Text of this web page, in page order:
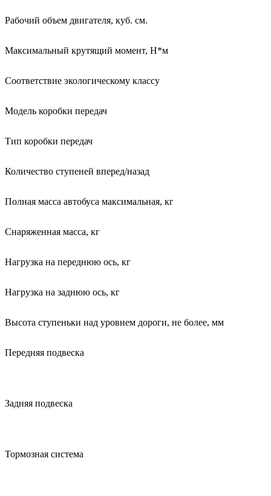
Рабочий объем двигателя, куб. см.
Максимальный крутящий момент, Н*м
Соответствие экологическому классу
Модель коробки передач
Тип коробки передач
Количество ступеней вперед/назад
Полная масса автобуса максимальная, кг
Снаряженная масса, кг
Нагрузка на переднюю ось, кг
Нагрузка на заднюю ось, кг
Высота ступеньки над уровнем дороги, не более, мм
Передняя подвеска
Задняя подвеска
Тормозная система